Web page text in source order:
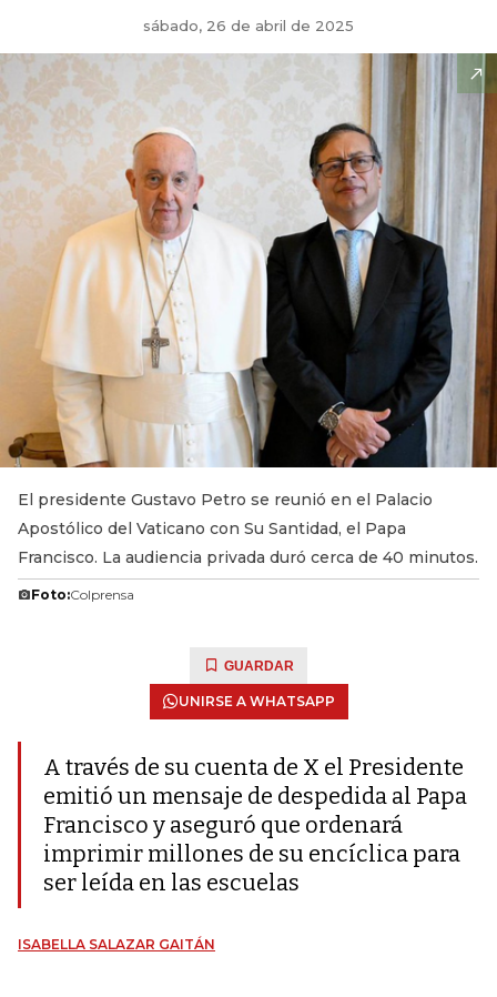
sábado, 26 de abril de 2025
El presidente Gustavo Petro se reunió en el Palacio
Apostólico del Vaticano con Su Santidad, el Papa
Francisco. La audiencia privada duró cerca de 40 minutos.
Foto:Colprensa
GUARDAR
UNIRSE A WHATSAPP
A través de su cuenta de X el Presidente
emitió un mensaje de despedida al Papa
Francisco y aseguró que ordenará
imprimir millones de su encíclica para
ser leída en las escuelas
ISABELLA SALAZAR GAITÁN